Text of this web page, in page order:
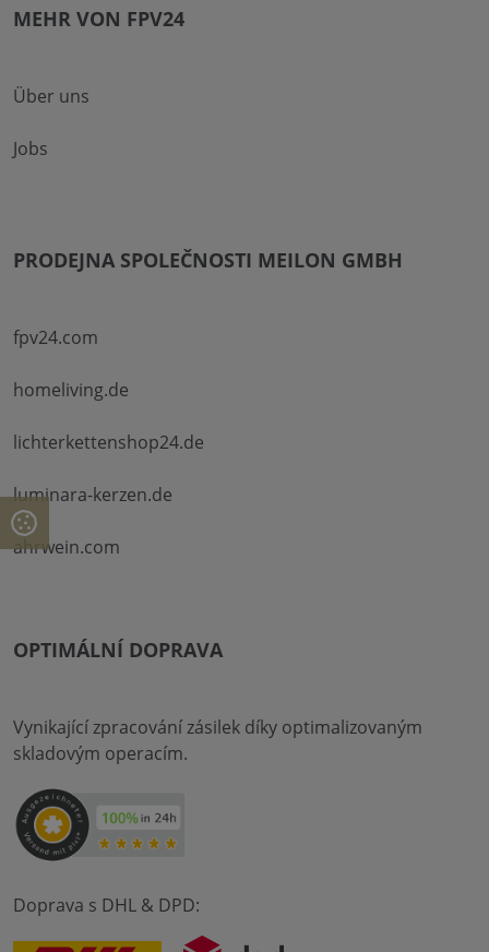
MEHR VON FPV24
Über uns
Jobs
PRODEJNA SPOLEČNOSTI MEILON GMBH
fpv24.com
homeliving.de
lichterkettenshop24.de
luminara-kerzen.de
ahrwein.com
OPTIMÁLNÍ DOPRAVA
Vynikající zpracování zásilek díky optimalizovaným
skladovým operacím.
Doprava s DHL & DPD: